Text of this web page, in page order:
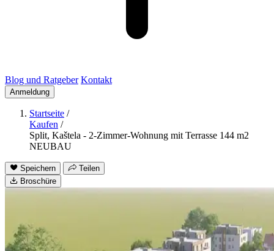
Blog und Ratgeber Kontakt
Anmeldung
Startseite /
Kaufen /
Split, Kaštela - 2-Zimmer-Wohnung mit Terrasse 144 m2
NEUBAU
Speichern
Teilen
Broschüre